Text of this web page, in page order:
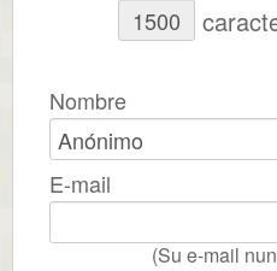
Nombre
E-mail
(Su e-mail